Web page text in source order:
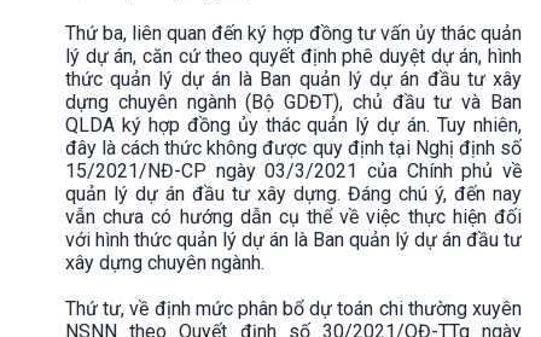
Thứ ba, liên quan đến ký hợp đồng tư vấn ủy thác quản
lý dự án, căn cứ theo quyết định phê duyệt dự án, hình
thức quản lý dự án là Ban quản lý dự án đầu tư xây
dựng chuyên ngành (Bộ GDĐT), chủ đầu tư và Ban
QLDA ký hợp đồng ủy thác quản lý dự án. Tuy nhiên,
đây là cách thức không được quy định tại Nghị định số
15/2021/NĐ-CP ngày 03/3/2021 của Chính phủ về
quản lý dự án đầu tư xây dựng. Đáng chú ý, đến nay
vẫn chưa có hướng dẫn cụ thể về việc thực hiện đối
với hình thức quản lý dự án là Ban quản lý dự án đầu tư
xây dựng chuyên ngành.
Thứ tư, về định mức phân bổ dự toán chi thường xuyên
NSNN theo Quyết định số 30/2021/QĐ-TTg ngày